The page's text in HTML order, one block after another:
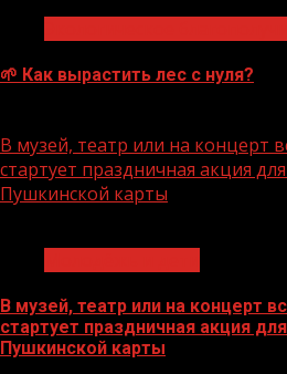
🌱 Как вырастить лес с нуля?
В музей, театр или на концерт
стартует праздничная акция
Пушкинской карты
В музей, театр или на концерт
стартует праздничная акция
Пушкинской карты